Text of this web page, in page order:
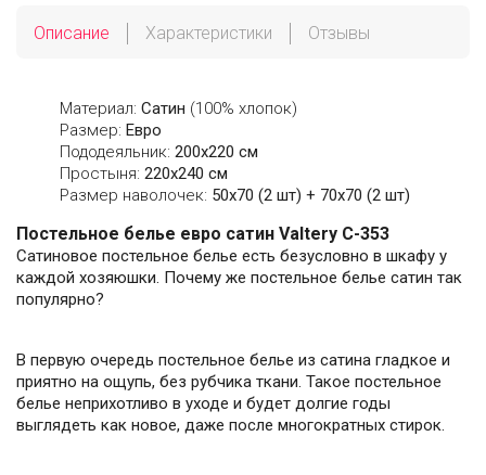
Описание Характеристики Отзывы
Материал: Сатин (100% хлопок)
Размер: Евро
Пододеяльник: 200х220 см
Простыня: 220х240 см
Размер наволочек: 50x70 (2 шт) + 70x70 (2 шт)
Постельное белье евро сатин Valtery C-353
Сатиновое постельное белье есть безусловно в шкафу у
каждой хозяюшки. Почему же постельное белье сатин так
популярно?
В первую очередь постельное белье из сатина гладкое и
приятно на ощупь, без рубчика ткани. Такое постельное
белье неприхотливо в уходе и будет долгие годы
выглядеть как новое, даже после многократных стирок.